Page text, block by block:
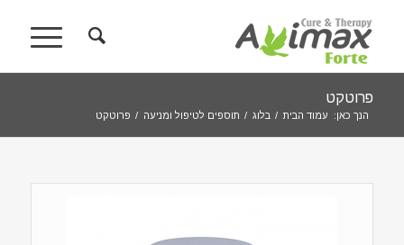
פרוטקט
הנך כאן: עמוד הבית / בלוג / תוספים לטיפול ומניעה / פרוטקט